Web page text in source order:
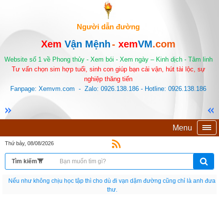
Người dẫn đường
Xem Vận Mệnh- xemVM.com
Website số 1 về Phong thủy - Xem bói - Xem ngày – Kinh dịch - Tâm linh
Tư vấn chọn sim hợp tuổi, sinh con giúp bạn cải vận, hút tài lộc, sự
nghiệp thăng tiến
Fanpage: Xemvm.com - Zalo: 0926.138.186 - Hotline: 0926.138.186
Menu
Thứ bảy, 08/08/2026
Nếu như không chịu học tập thì cho dù đi vạn dặm đường cũng chỉ là anh đưa
thư.